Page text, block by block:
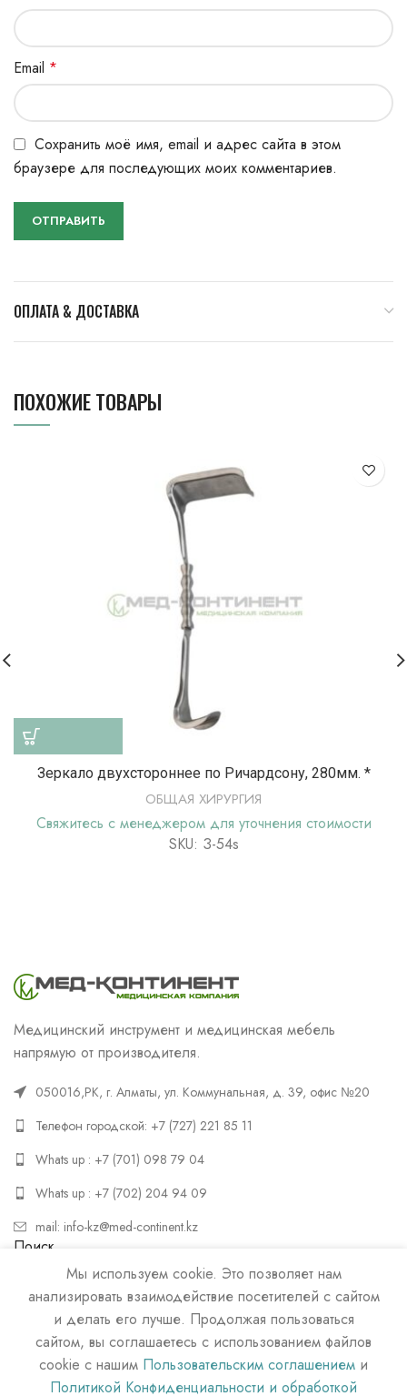
Email *
Сохранить моё имя, email и адрес сайта в этом
браузере для последующих моих комментариев.
ОПЛАТА & ДОСТАВКА
ПОХОЖИЕ ТОВАРЫ
Зеркало двухстороннее по Ричардсону, 280мм. *
ОБЩАЯ ХИРУРГИЯ
Свяжитесь с менеджером для уточнения стоимости
SKU: З-54s
Медицинский инструмент и медицинская мебель
напрямую от производителя.
050016,РК, г. Алматы, ул. Коммунальная, д. 39, офис №20
Телефон городской: +7 (727) 221 85 11
Whats up : +7 (701) 098 79 04
Whats up : +7 (702) 204 94 09
mail: info-kz@med-continent.kz
Поиск
ПОИСК
Мы используем cookie. Это позволяет нам
анализировать взаимодействие посетителей с сайтом
и делать его лучше. Продолжая пользоваться
сайтом, вы соглашаетесь с использованием файлов
cookie с нашим Пользовательским соглашением и
Политикой Конфиденциальности и обработкой